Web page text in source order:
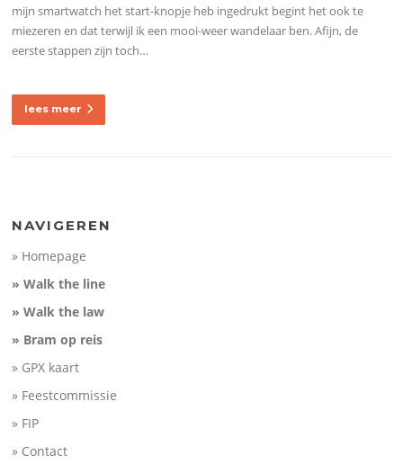
mijn smartwatch het start-knopje heb ingedrukt begint het ook te
miezeren en dat terwijl ik een mooi-weer wandelaar ben. Afijn, de
eerste stappen zijn toch…
lees meer
NAVIGEREN
» Homepage
» Walk the line
» Walk the law
» Bram op reis
» GPX kaart
» Feestcommissie
» FIP
» Contact